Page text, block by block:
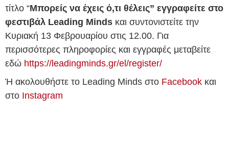
τίτλο “Μπορείς να έχεις ό,τι θέλεις” εγγραφείτε στο
φεστιβάλ Leading Minds και συντονιστείτε την
Κυριακή 13 Φεβρουαρίου στις 12.00. Για
περισσότερες πληροφορίες και εγγραφές μεταβείτε
εδώ https://leadingminds.gr/el/register/
Ή ακολουθήστε το Leading Minds στο Facebook και
στο Instagram